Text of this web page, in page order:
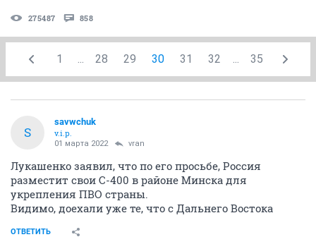
275487 858
1 28 29 30 31 32 35
S
savwchuk
v.i.p.
01 марта 2022 vran
Лукашенко заявил, что по его просьбе, Россия
разместит свои С-400 в районе Минска для
укрепления ПВО страны.
Видимо, доехали уже те, что с Дальнего Востока
ОТВЕТИТЬ